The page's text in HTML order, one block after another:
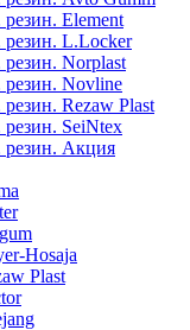
Element
L.Locker
Norplast
Novline
Rezaw Plast
SeiNtex
резин. Акция
Hosaja
Plast